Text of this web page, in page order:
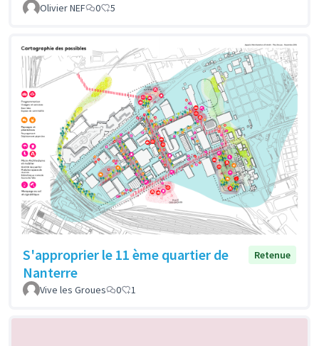
Olivier NEF 0 5
S'approprier le 11 ème quartier de
Nanterre
Retenue
Vive les Groues 0 1